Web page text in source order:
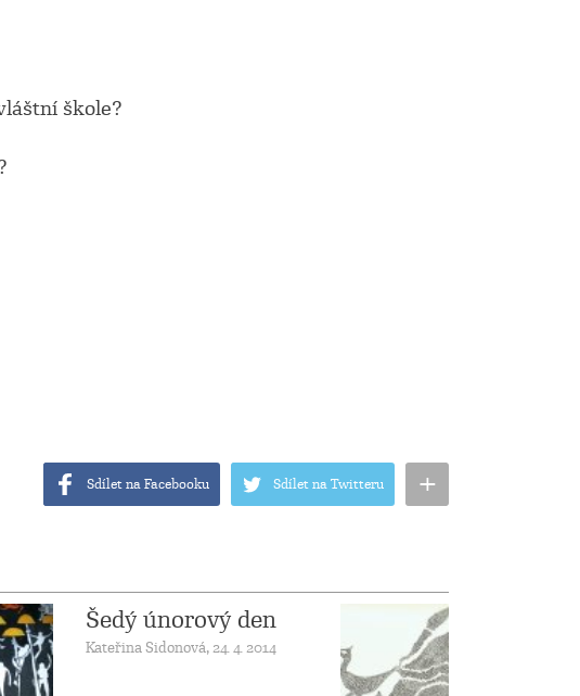
škole?
+
Sdílet na Twitteru
Sdílet na Facebooku
Šedý únorový den
Kateřina Sidonová, 24. 4. 2014